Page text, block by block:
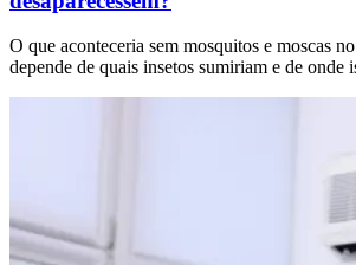
O que aconteceria sem mosquitos e moscas
depende de quais insetos sumiriam e de onde